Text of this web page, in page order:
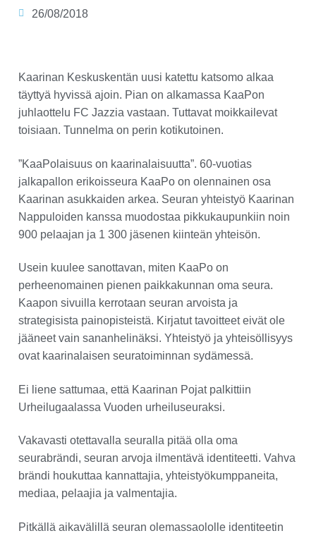
26/08/2018
Kaarinan Keskuskentän uusi katettu katsomo alkaa
täyttyä hyvissä ajoin. Pian on alkamassa KaaPon
juhlaottelu FC Jazzia vastaan. Tuttavat moikkailevat
toisiaan. Tunnelma on perin kotikutoinen.
”KaaPolaisuus on kaarinalaisuutta”. 60-vuotias
jalkapallon erikoisseura KaaPo on olennainen osa
Kaarinan asukkaiden arkea. Seuran yhteistyö Kaarinan
Nappuloiden kanssa muodostaa pikkukaupunkiin noin
900 pelaajan ja 1 300 jäsenen kiinteän yhteisön.
Usein kuulee sanottavan, miten KaaPo on
perheenomainen pienen paikkakunnan oma seura.
Kaapon sivuilla kerrotaan seuran arvoista ja
strategisista painopisteistä. Kirjatut tavoitteet eivät ole
jääneet vain sananhelinäksi. Yhteistyö ja yhteisöllisyys
ovat kaarinalaisen seuratoiminnan sydämessä.
Ei liene sattumaa, että Kaarinan Pojat palkittiin
Urheilugaalassa Vuoden urheiluseuraksi.
Vakavasti otettavalla seuralla pitää olla oma
seurabrändi, seuran arvoja ilmentävä identiteetti. Vahva
brändi houkuttaa kannattajia, yhteistyökumppaneita,
mediaa, pelaajia ja valmentajia.
Pitkällä aikavälillä seuran olemassaololle identiteetin